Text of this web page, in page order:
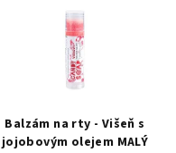
Balzám na rty - Višeň s
jojobovým olejem MALÝ